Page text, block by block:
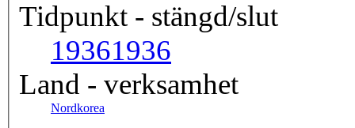
Tidpunkt - stängd/slut
19361936
Land - verksamhet
Nordkorea